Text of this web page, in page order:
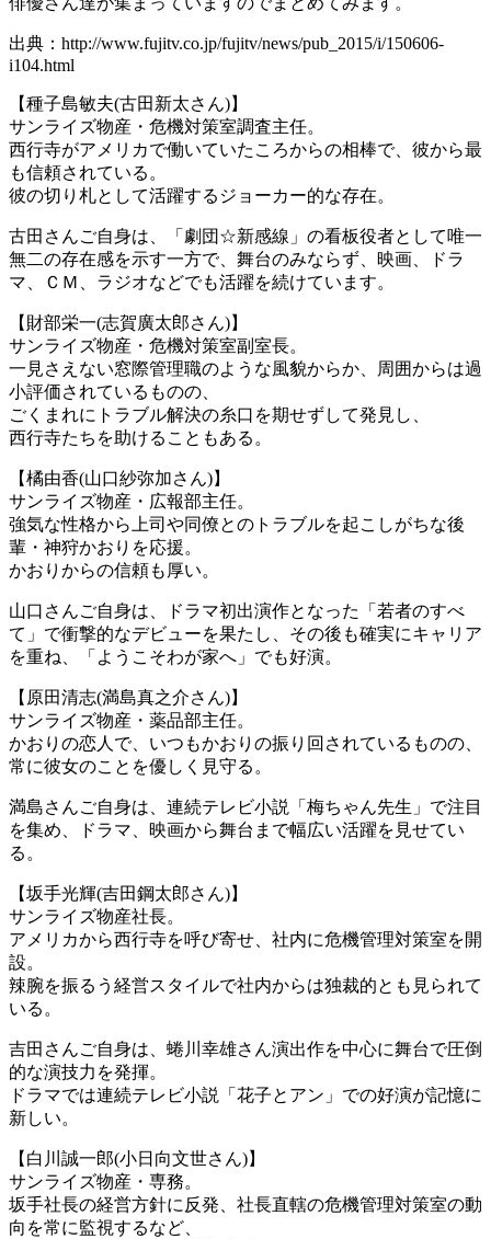
出典：http://www.fujitv.co.jp/fujitv/news/pub_2015/i/150606-
i104.html
【種子島敏夫(古田新太さん)】
サンライズ物産・危機対策室調査主任。
西行寺がアメリカで働いていたころからの相棒で、彼から最
も信頼されている。
彼の切り札として活躍するジョーカー的な存在。
古田さんご自身は、「劇団☆新感線」の看板役者として唯一
無二の存在感を示す一方で、舞台のみならず、映画、ドラ
マ、ＣＭ、ラジオなどでも活躍を続けています。
【財部栄一(志賀廣太郎さん)】
サンライズ物産・危機対策室副室長。
一見さえない窓際管理職のような風貌からか、周囲からは過
小評価されているものの、
ごくまれにトラブル解決の糸口を期せずして発見し、
西行寺たちを助けることもある。
【橘由香(山口紗弥加さん)】
サンライズ物産・広報部主任。
強気な性格から上司や同僚とのトラブルを起こしがちな後
輩・神狩かおりを応援。
かおりからの信頼も厚い。
山口さんご自身は、ドラマ初出演作となった「若者のすべ
て」で衝撃的なデビューを果たし、その後も確実にキャリア
を重ね、「ようこそわが家へ」でも好演。
【原田清志(満島真之介さん)】
サンライズ物産・薬品部主任。
かおりの恋人で、いつもかおりの振り回されているものの、
常に彼女のことを優しく見守る。
満島さんご自身は、連続テレビ小説「梅ちゃん先生」で注目
を集め、ドラマ、映画から舞台まで幅広い活躍を見せてい
る。
【坂手光輝(吉田鋼太郎さん)】
サンライズ物産社長。
アメリカから西行寺を呼び寄せ、社内に危機管理対策室を開
設。
辣腕を振るう経営スタイルで社内からは独裁的とも見られて
いる。
吉田さんご自身は、蜷川幸雄さん演出作を中心に舞台で圧倒
的な演技力を発揮。
ドラマでは連続テレビ小説「花子とアン」での好演が記憶に
新しい。
【白川誠一郎(小日向文世さん)】
サンライズ物産・専務。
坂手社長の経営方針に反発、社長直轄の危機管理対策室の動
向を常に監視するなど、